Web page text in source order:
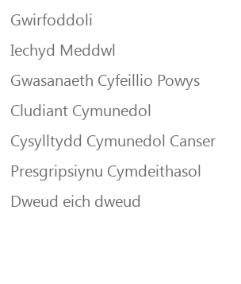
Gwirfoddoli
Iechyd Meddwl
Gwasanaeth Cyfeillio Powys
Cludiant Cymunedol
Cysylltydd Cymunedol Canser
Presgripsiynu Cymdeithasol
Dweud eich dweud